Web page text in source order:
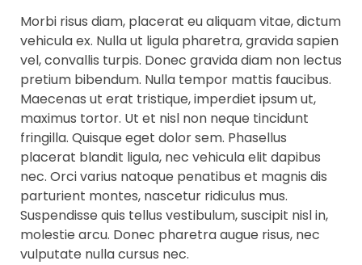
Morbi risus diam, placerat eu aliquam vitae, dictum
vehicula ex. Nulla ut ligula pharetra, gravida sapien
vel, convallis turpis. Donec gravida diam non lectus
pretium bibendum. Nulla tempor mattis faucibus.
Maecenas ut erat tristique, imperdiet ipsum ut,
maximus tortor. Ut et nisl non neque tincidunt
fringilla. Quisque eget dolor sem. Phasellus
placerat blandit ligula, nec vehicula elit dapibus
nec. Orci varius natoque penatibus et magnis dis
parturient montes, nascetur ridiculus mus.
Suspendisse quis tellus vestibulum, suscipit nisl in,
molestie arcu. Donec pharetra augue risus, nec
vulputate nulla cursus nec.